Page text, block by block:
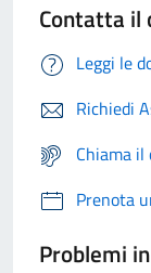
Contatta il
Leggi le
Richiedi
Chiama
Prenota
Problemi